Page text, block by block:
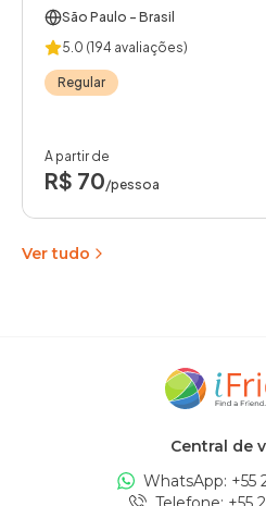
São Paulo - Brasil
5.0 (194 avaliações)
Regular
A partir de
R$ 70/pessoa
Ver tudo
Central de
WhatsApp: +55